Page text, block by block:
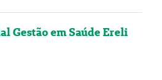
Gestão em Saúde Ereli